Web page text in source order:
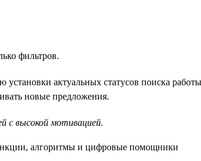
фильтров.
актуальных статусов поиска
новые предложения.
с высокой мотивацией.